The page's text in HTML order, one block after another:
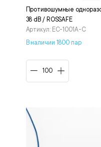
Противошумные
38 dB / ROSSAFE
Артикул: EC-1001A-C
В наличии 1800 пар